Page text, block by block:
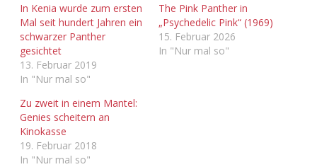
In Kenia wurde zum ersten
Mal seit hundert Jahren ein
schwarzer Panther
gesichtet
13. Februar 2019
In "Nur mal so"
The Pink Panther in
„Psychedelic Pink“ (1969)
15. Februar 2026
In "Nur mal so"
Zu zweit in einem Mantel:
Genies scheitern an
Kinokasse
19. Februar 2018
In "Nur mal so"